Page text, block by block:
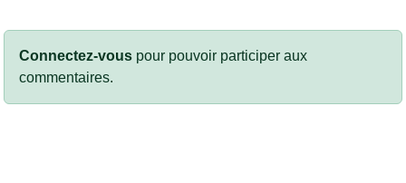
Connectez-vous pour pouvoir participer aux
commentaires.